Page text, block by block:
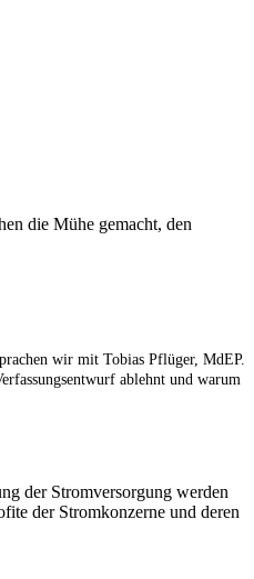
die Mühe gemacht, den
wir mit Tobias Pflüger, MdEP.
ablehnt und warum
der Stromversorgung werden
der Stromkonzerne und deren